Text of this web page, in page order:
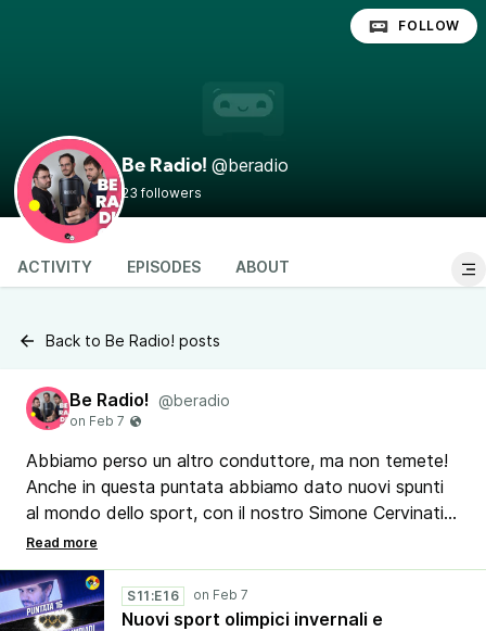
Be Radio! @beradio
23 followers
FOLLOW
ACTIVITY EPISODES ABOUT
Back to Be Radio! posts
Be Radio! @beradio
Abbiamo perso un altro conduttore, ma non temete!
Anche in questa puntata abbiamo dato nuovi spunti
al mondo dello sport, con il nostro Simone Cervinati
inviato direttamente da Cortina dove il CIO sta
sperimentando nuove aggiunte per i Giochi Olimpici
Invernali. E poi, un grande ritorno, Gaetano
Squartavacche che si è reinventato naturalista. Sarà
S11:E16
Nuovi sport olimpici invernali e